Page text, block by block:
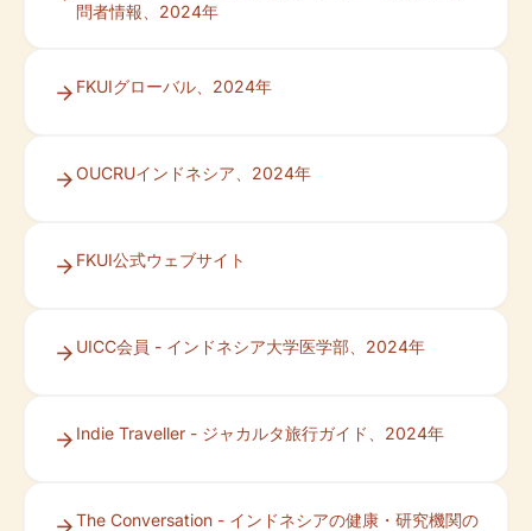
問者情報、2024年
FKUIグローバル、2024年
OUCRUインドネシア、2024年
FKUI公式ウェブサイト
UICC会員 - インドネシア大学医学部、2024年
Indie Traveller - ジャカルタ旅行ガイド、2024年
The Conversation - インドネシアの健康・研究機関の